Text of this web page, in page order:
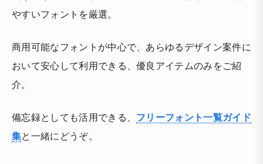
やすいフォントを厳選。
商用可能なフォントが中心で、あらゆるデザイン案件に
おいて安心して利用できる、優良アイテムのみをご紹
介。
備忘録としても活用できる、 フリーフォント一覧ガイド
集と一緒にどうぞ。